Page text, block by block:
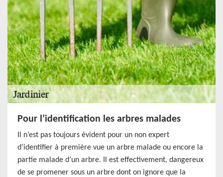
Pour l’identification les arbres malades
Il n’est pas toujours évident pour un non expert
d’identifier à première vue un arbre malade ou encore la
partie malade d’un arbre. Il est effectivement, dangereux
de se promener sous un arbre dont on ignore que la